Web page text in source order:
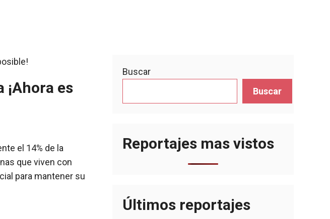
es
el 14% de la
que viven con
para mantener su
Buscar
Buscar
Reportajes mas vistos
Últimos reportajes